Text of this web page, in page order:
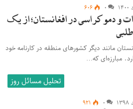
۰ ۶۰۶
و دموکراسی در افغانستان؛ از یک
مانند دیگر کشورهای منطقه در کارنامه خود
مبارزه‌ای که…
تحلیل مسائل روز
۰ ۹۲۱